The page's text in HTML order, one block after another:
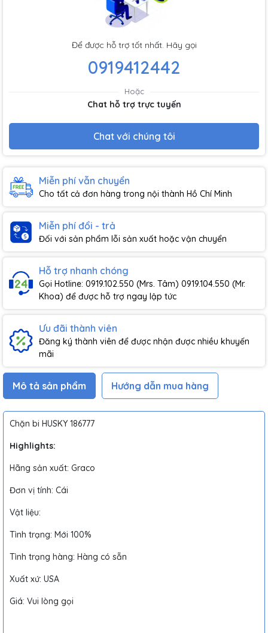
Để được hỗ trợ tốt nhất. Hãy gọi
0919412442
Hoặc
Chat hỗ trợ trực tuyến
Chat với chúng tôi
Miễn phí vẫn chuyển
Cho tất cả đơn hàng trong nội thành Hồ Chí Minh
Miễn phí đổi - trả
Đối với sản phẩm lỗi sản xuất hoặc vận chuyển
Hỗ trợ nhanh chóng
Gọi Hotline: 0919.102.550 (Mrs. Tâm) 0919.104.550 (Mr.
Khoa) để được hỗ trợ ngay lập tức
Ưu đãi thành viên
Đăng ký thành viên để được nhận được nhiều khuyến
mãi
Mô tả sản phẩm Hướng dẫn mua hàng
Chặn bi HUSKY 186777
Highlights:
Hãng sản xuất: Graco
Đơn vị tính: Cái
Vật liệu:
Tình trạng: Mới 100%
Tình trạng hàng: Hàng có sẵn
Xuất xứ: USA
Giá: Vui lòng gọi